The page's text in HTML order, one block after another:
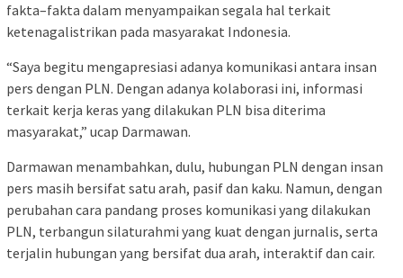
fakta–fakta dalam menyampaikan segala hal terkait
ketenagalistrikan pada masyarakat Indonesia.
“Saya begitu mengapresiasi adanya komunikasi antara insan
pers dengan PLN. Dengan adanya kolaborasi ini, informasi
terkait kerja keras yang dilakukan PLN bisa diterima
masyarakat,” ucap Darmawan.
Darmawan menambahkan, dulu, hubungan PLN dengan insan
pers masih bersifat satu arah, pasif dan kaku. Namun, dengan
perubahan cara pandang proses komunikasi yang dilakukan
PLN, terbangun silaturahmi yang kuat dengan jurnalis, serta
terjalin hubungan yang bersifat dua arah, interaktif dan cair.